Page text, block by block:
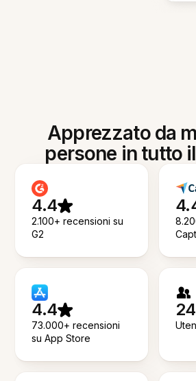
Apprezzato da
persone in tutto
4.4
2.100+ recensioni su
G2
4.4
73.000+ recensioni
su App Store